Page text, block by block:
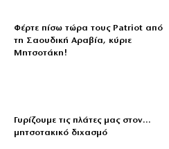
Φέρτε πίσω τώρα τους Patriot από
τη Σαουδική Αραβία, κύριε
Μητσοτάκη!
Γυρίζουμε τις πλάτες μας στον…
μητσοτακικό διχασμό